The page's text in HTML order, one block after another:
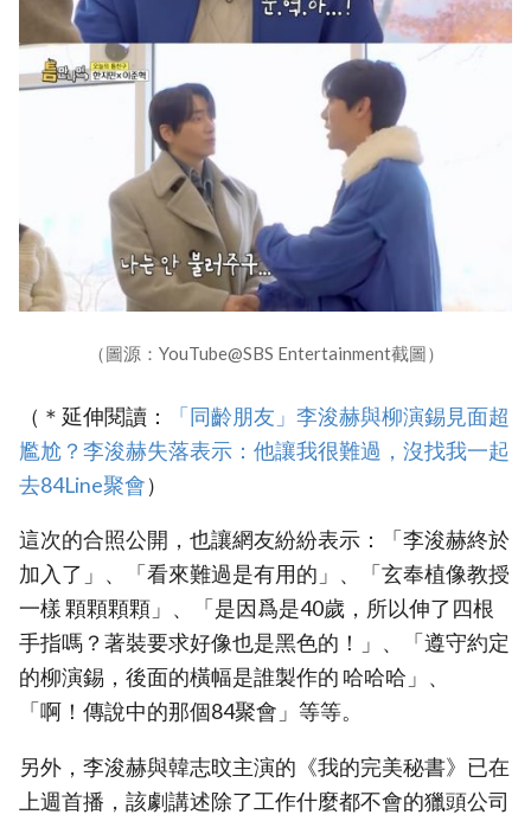
（圖源：YouTube@SBS Entertainment截圖）
（＊延伸閱讀：
「同齡朋友」李浚赫與柳演錫見面超
尷尬？李浚赫失落表示：他讓我很難過，沒找我一起
去84Line聚會）
這次的合照公開，也讓網友紛紛表示：「李浚赫終於
加入了」、「看來難過是有用的」、「玄奉植像教授
一樣 顆顆顆顆」、「是因爲是40歲，所以伸了四根
手指嗎？著裝要求好像也是黑色的！」、「遵守約定
的柳演錫，後面的橫幅是誰製作的 哈哈哈」、
「啊！傳說中的那個84聚會」等等。
另外，李浚赫與韓志旼主演的《我的完美秘書》已在
上週首播，該劇講述除了工作什麼都不會的獵頭公司